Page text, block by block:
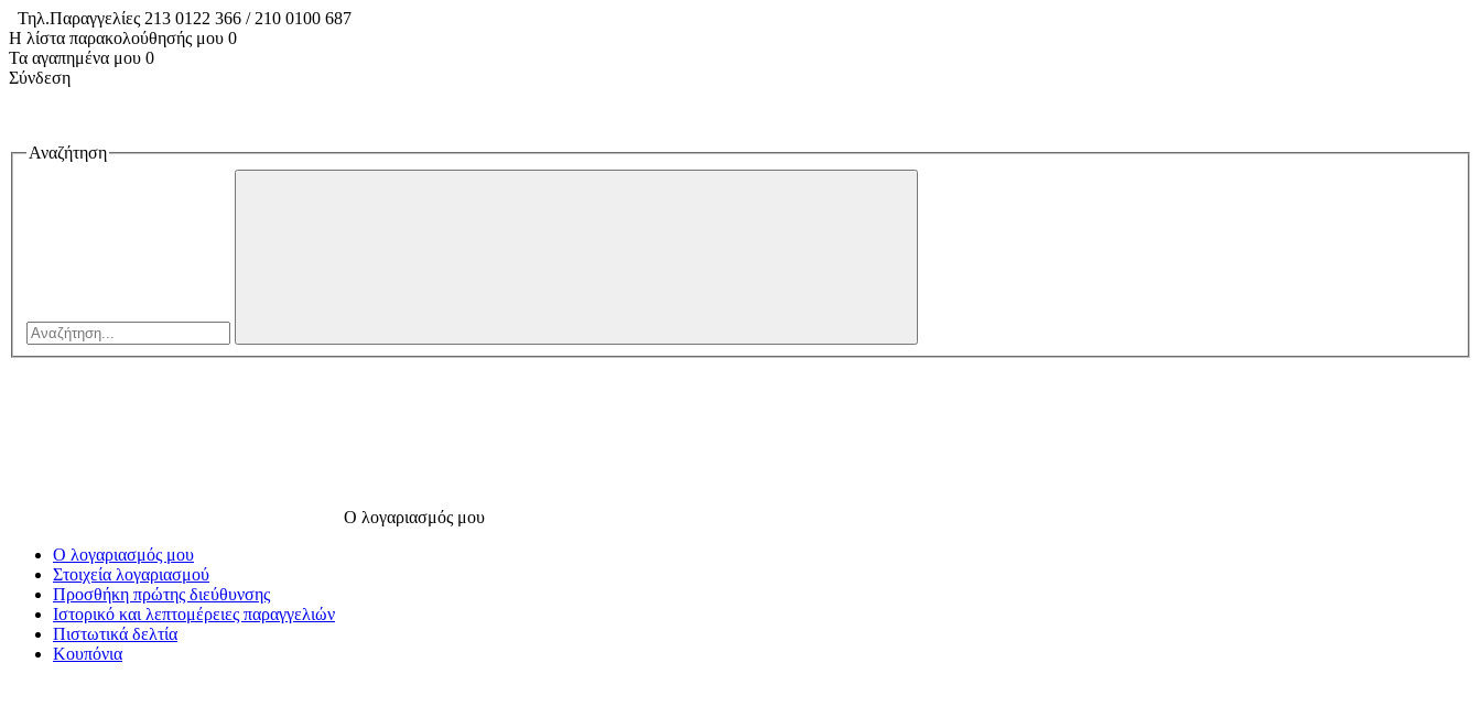
Τηλ.Παραγγελίες 213 0122 366 / 210 0100 687
Η λίστα παρακολούθησής μου 0
Τα αγαπημένα μου 0
Σύνδεση
Αναζήτηση
Ο λογαριασμός μου
Ο λογαριασμός μου
Στοιχεία λογαριασμού
Προσθήκη πρώτης διεύθυνσης
Ιστορικό και λεπτομέρειες παραγγελιών
Πιστωτικά δελτία
Κουπόνια